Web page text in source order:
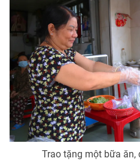
Video
VTV Money
VTV Sức khoẻ
Thị trường 24h
Trao tặng một bữa